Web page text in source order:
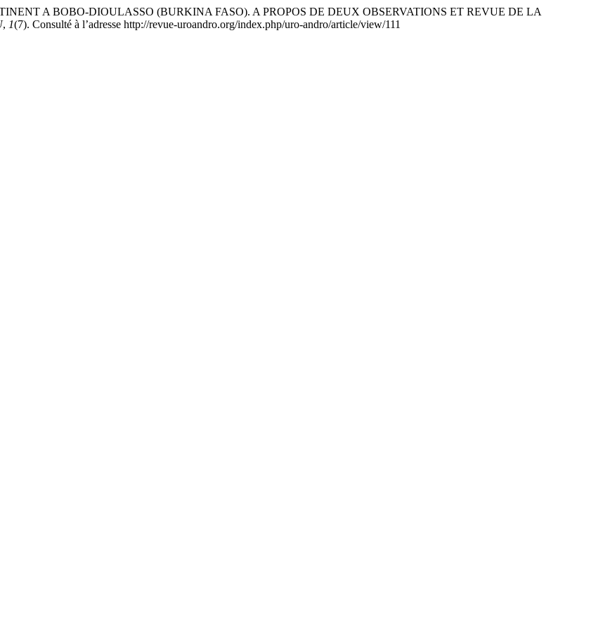
A BOBO-DIOULASSO (BURKINA FASO). A PROPOS DE DEUX OBSERVATIONS ET REVUE DE LA
, 1(7). Consulté à l’adresse http://revue-uroandro.org/index.php/uro-andro/article/view/111